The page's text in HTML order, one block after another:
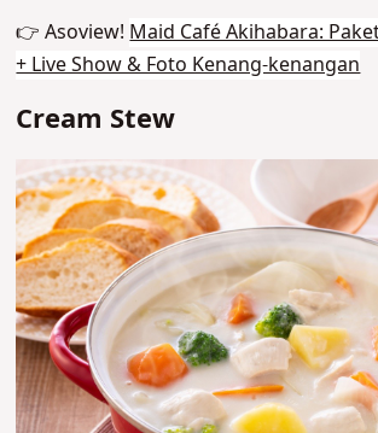
👉 Asoview! Maid Café Akihabara:
+ Live Show & Foto Kenang-kenangan
Cream Stew